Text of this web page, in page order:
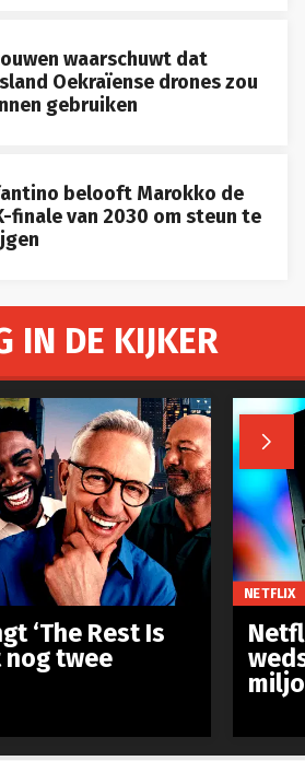
waarschuwt dat
Oekraïense drones zou
gebruiken
belooft Marokko de
finale van 2030 om steun te
IN DE KIJKER

‘The Rest Is
nog twee
NETFLIX